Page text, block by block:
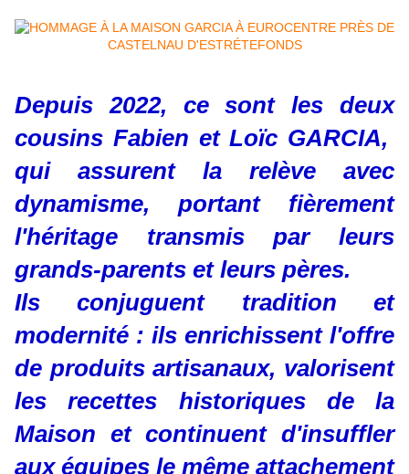
Depuis 2022, ce sont les deux
cousins Fabien et Loïc GARCIA,
qui assurent la relève avec
dynamisme, portant fièrement
l'héritage transmis par leurs
grands-parents et leurs pères.
Ils conjuguent tradition et
modernité : ils enrichissent l'offre
de produits artisanaux, valorisent
les recettes historiques de la
Maison et continuent d'insuffler
aux équipes le même attachement